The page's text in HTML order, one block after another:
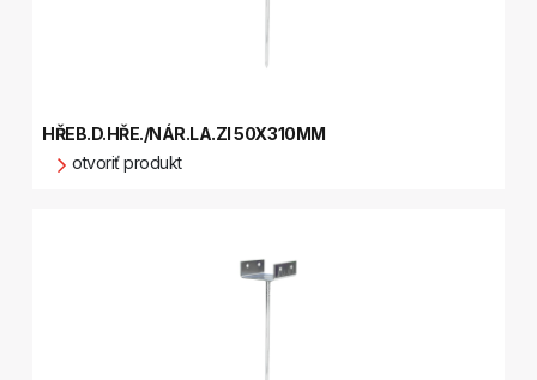
HŘEB.D.HŘE./NÁR.LA.ZI 50X310MM
otvoriť produkt